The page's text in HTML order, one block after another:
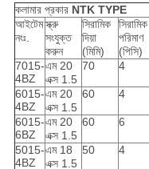
কলামার প্রকার NTK TYPE
আইটেম
নংঃ.
স্ক্রু
সংযুক্ত
করুন
সিরামিক
দিয়া
(মিমি)
সিরামিক
পরিমাণ
(পিসি)
7015-
4BZ
এম 20
এক্স 1.5
70 4
6015-
4BZ
এম 20
এক্স 1.5
60 4
6015-
6BZ
এম 20
এক্স 1.5
60 6
5015-
4BZ
এম 18
এক্স 1.5
50 4